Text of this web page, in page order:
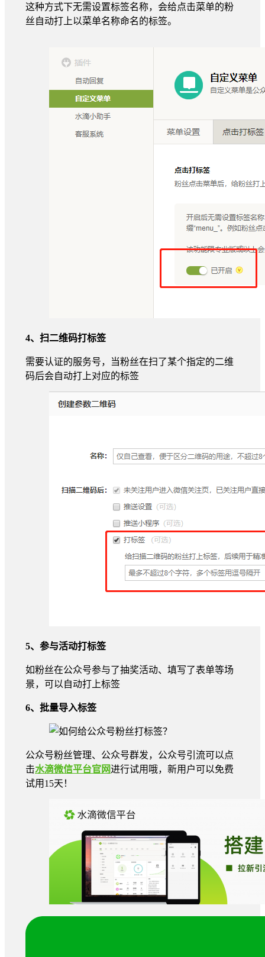
这种方式下无需设置标签名称，会给点击菜单的粉
丝自动打上以菜单名称命名的标签。
4、扫二维码打标签
需要认证的服务号，当粉丝在扫了某个指定的二维
码后会自动打上对应的标签
5、参与活动打标签
如粉丝在公众号参与了抽奖活动、填写了表单等场
景，可以自动打上标签
6、批量导入标签
公众号粉丝管理、公众号群发，公众号引流可以点
击水滴微信平台官网进行试用哦，新用户可以免费
试用15天！